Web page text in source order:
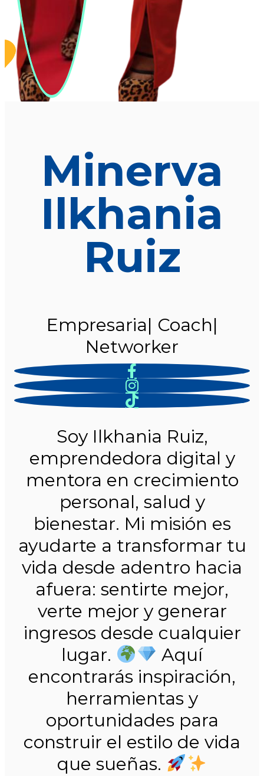
Minerva
Ilkhania
Ruiz
Empresaria| Coach|
Networker
Soy Ilkhania Ruiz,
emprendedora digital y
mentora en crecimiento
personal, salud y
bienestar. Mi misión es
ayudarte a transformar tu
vida desde adentro hacia
afuera: sentirte mejor,
verte mejor y generar
ingresos desde cualquier
lugar.
Aquí
encontrarás inspiración,
herramientas y
oportunidades para
construir el estilo de vida
que sueñas.